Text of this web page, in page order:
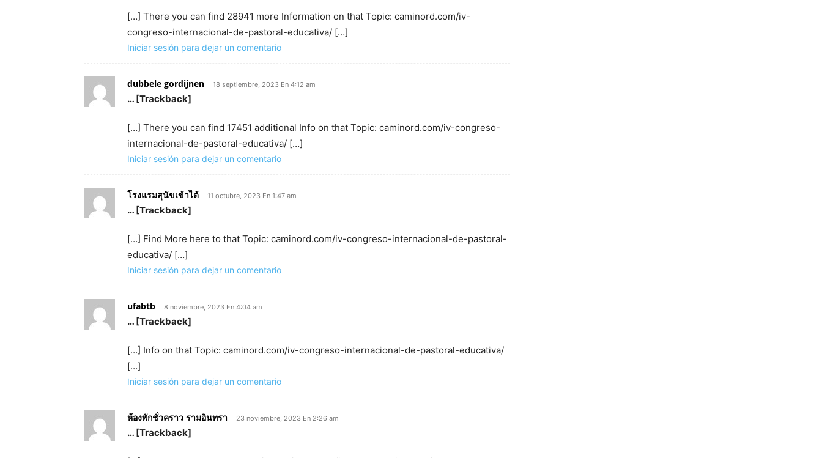
[…] There you can find 28941 more Information on that Topic: caminord.com/iv-
congreso-internacional-de-pastoral-educativa/ […]
Iniciar sesión para dejar un comentario
dubbele gordijnen 18 septiembre, 2023 En 4:12 am
… [Trackback]
[…] There you can find 17451 additional Info on that Topic: caminord.com/iv-congreso-
internacional-de-pastoral-educativa/ […]
Iniciar sesión para dejar un comentario
โรงแรมสุนัขเข้าได้ 11 octubre, 2023 En 1:47 am
… [Trackback]
[…] Find More here to that Topic: caminord.com/iv-congreso-internacional-de-pastoral-
educativa/ […]
Iniciar sesión para dejar un comentario
ufabtb 8 noviembre, 2023 En 4:04 am
… [Trackback]
[…] Info on that Topic: caminord.com/iv-congreso-internacional-de-pastoral-educativa/
[…]
Iniciar sesión para dejar un comentario
ห้องพักชั่วคราว รามอินทรา 23 noviembre, 2023 En 2:26 am
… [Trackback]